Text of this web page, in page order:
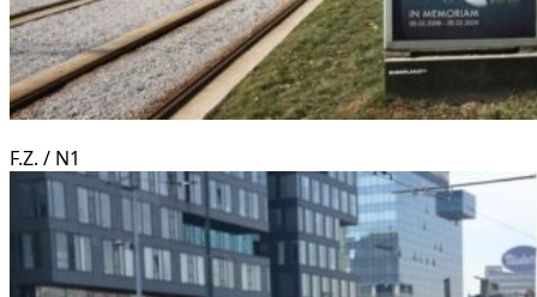
F.Z. / N1